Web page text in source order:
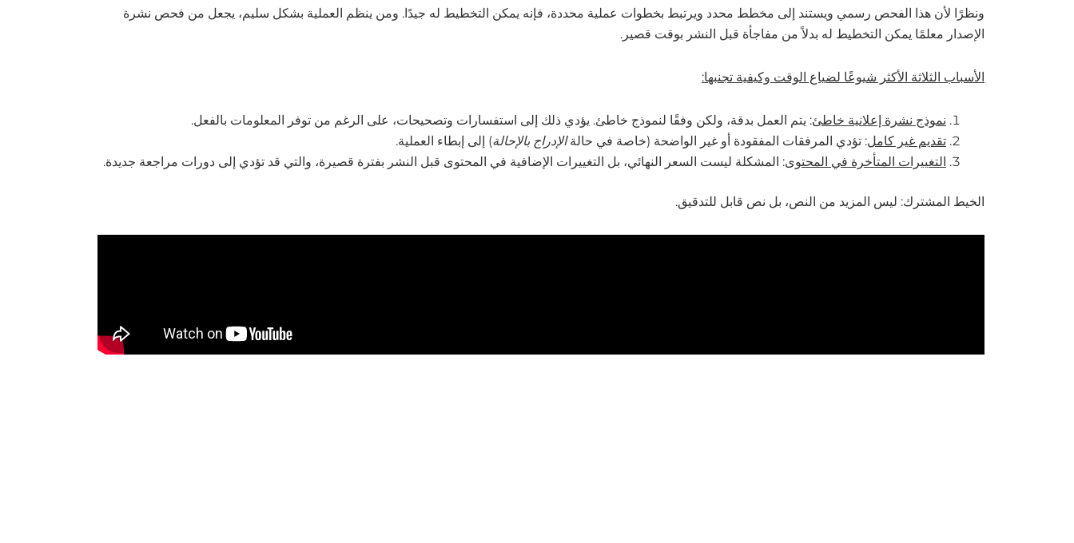
ونظرًا لأن هذا الفحص رسمي ويستند إلى مخطط محدد ويرتبط بخطوات عملية محددة، فإنه يمكن التخطيط له جيدًا. ومن ينظم العملية بشكل سليم، يجعل من فحص نشرة
الإصدار معلمًا يمكن التخطيط له بدلاً من مفاجأة قبل النشر بوقت قصير.
الأسباب الثلاثة الأكثر شيوعًا لضياع الوقت وكيفية تجنبها:
نموذج نشرة إعلانية خاطئ: يتم العمل بدقة، ولكن وفقًا لنموذج خاطئ. يؤدي ذلك إلى استفسارات وتصحيحات، على الرغم من توفر المعلومات بالفعل.
تقديم غير كامل: تؤدي المرفقات المفقودة أو غير الواضحة (خاصة في حالةالإدراج بالإحالة) إلى إبطاء العملية.
التغييرات المتأخرة في المحتوى: المشكلة ليست السعر النهائي، بل التغييرات الإضافية في المحتوى قبل النشر بفترة قصيرة، والتي قد تؤدي إلى دورات مراجعة جديدة.
الخيط المشترك: ليس المزيد من النص، بل نص قابل للتدقيق.